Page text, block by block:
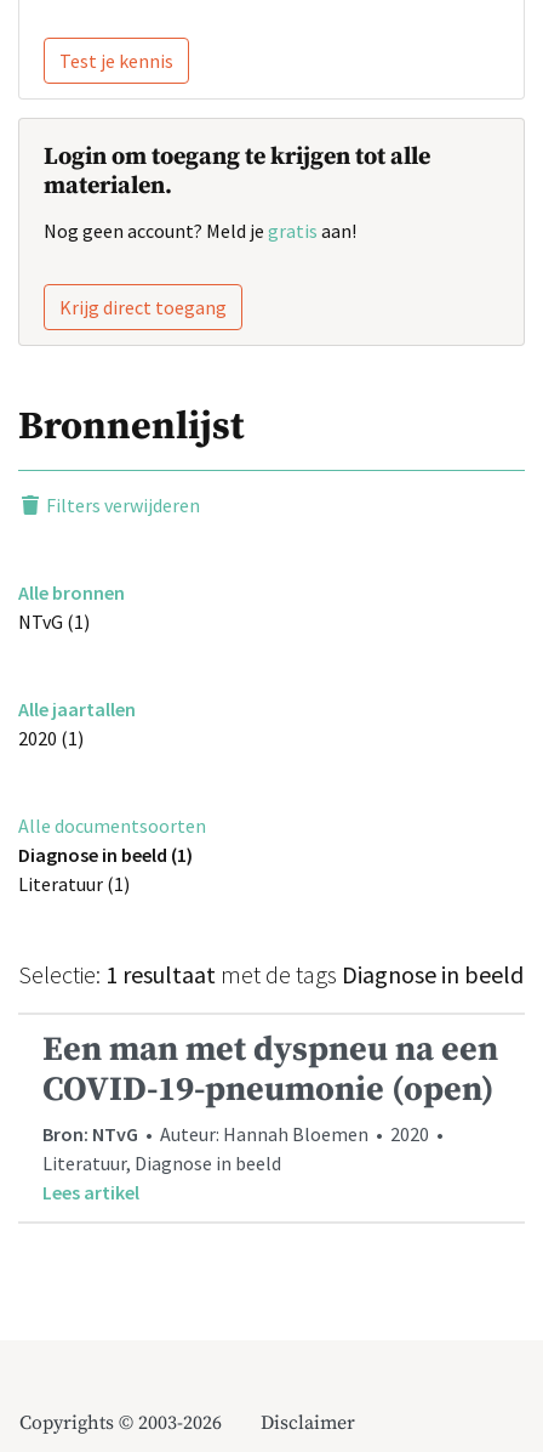
Test je kennis
Login om toegang te krijgen tot alle
materialen.
Nog geen account? Meld je gratis aan!
Krijg direct toegang
Bronnenlijst
Filters verwijderen
Alle bronnen
NTvG (1)
Alle jaartallen
2020 (1)
Alle documentsoorten
Diagnose in beeld (1)
Literatuur (1)
Selectie: 1 resultaat met de tags Diagnose in beeld
Een man met dyspneu na een
COVID-19-pneumonie (open)
Bron: NTvG • Auteur: Hannah Bloemen • 2020 •
Literatuur, Diagnose in beeld
Lees artikel
Copyrights © 2003-2026 Disclaimer